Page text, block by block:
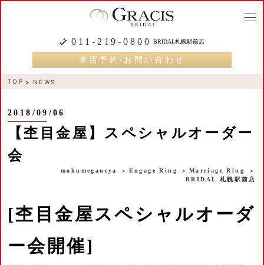
011-219-0800 BRIDAL札幌駅前店
来店予約/お問い合わせ
TOP NEWS
2018/09/06
【杢目金屋】スペシャルオーダー
会
mokumeganeya Engage Ring
Marriage Ring
BRIDAL 札幌駅前店
[杢目金屋スペシャルオーダ
ー会開催]